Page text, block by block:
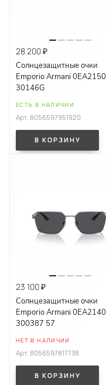
28 200 ₽
Солнцезащитные очки
Emporio Armani 0EA2150
30146G
ЕСТЬ В НАЛИЧИИ
Арт. 8056597951920
В КОРЗИНУ
23 100 ₽
Солнцезащитные очки
Emporio Armani 0EA2140
300387 57
НЕТ В НАЛИЧИИ
Арт. 8056597817738
В КОРЗИНУ